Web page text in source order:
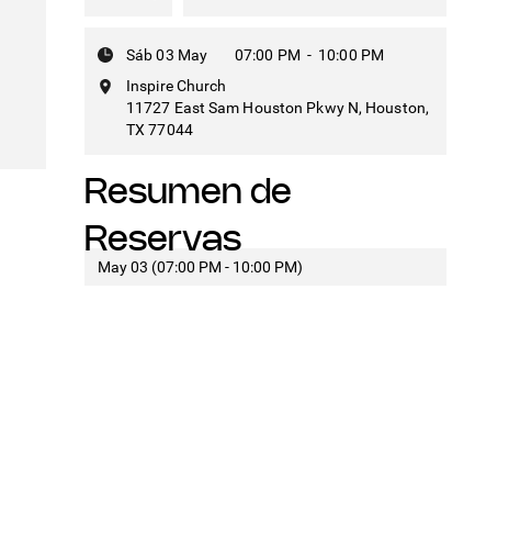
Sáb 03 May 07:00 PM - 10:00 PM
Inspire Church
11727 East Sam Houston Pkwy N, Houston,
TX 77044
Resumen de
Reservas
May 03 (07:00 PM - 10:00 PM)